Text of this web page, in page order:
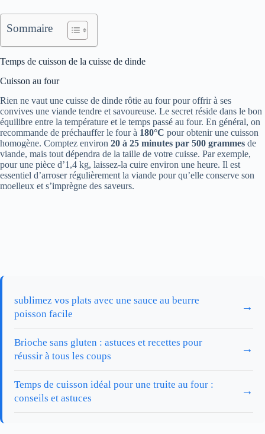
Sommaire
Temps de cuisson de la cuisse de dinde
Cuisson au four
Rien ne vaut une cuisse de dinde rôtie au four pour offrir à ses
convives une viande tendre et savoureuse. Le secret réside dans le bon
équilibre entre la température et le temps passé au four. En général, on
recommande de préchauffer le four à 180°C pour obtenir une cuisson
homogène. Comptez environ 20 à 25 minutes par 500 grammes de
viande, mais tout dépendra de la taille de votre cuisse. Par exemple,
pour une pièce d’1,4 kg, laissez-la cuire environ une heure. Il est
essentiel d’arroser régulièrement la viande pour qu’elle conserve son
moelleux et s’imprègne des saveurs.
sublimez vos plats avec une sauce au beurre
poisson facile
→
Brioche sans gluten : astuces et recettes pour
réussir à tous les coups
→
Temps de cuisson idéal pour une truite au four :
conseils et astuces
→